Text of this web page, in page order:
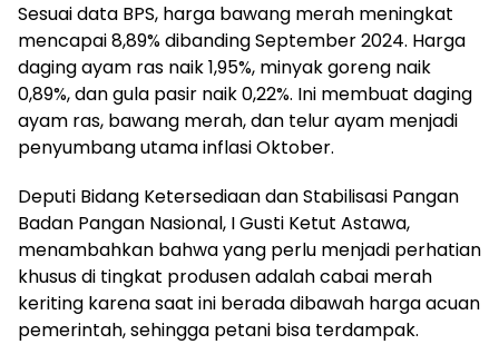
Sesuai data BPS, harga bawang merah meningkat
mencapai 8,89% dibanding September 2024. Harga
daging ayam ras naik 1,95%, minyak goreng naik
0,89%, dan gula pasir naik 0,22%. Ini membuat daging
ayam ras, bawang merah, dan telur ayam menjadi
penyumbang utama inflasi Oktober.
Deputi Bidang Ketersediaan dan Stabilisasi Pangan
Badan Pangan Nasional, I Gusti Ketut Astawa,
menambahkan bahwa yang perlu menjadi perhatian
khusus di tingkat produsen adalah cabai merah
keriting karena saat ini berada dibawah harga acuan
pemerintah, sehingga petani bisa terdampak.